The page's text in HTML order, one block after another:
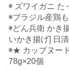
◉ ズワイガニ た
◉ブラジル産鶏
◉どん兵衛 かき
いかき揚げ] 日
◉★ カップヌー
78g×20個